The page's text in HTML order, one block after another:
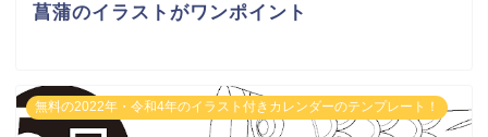
菖蒲のイラストがワンポイント
無料の2022年・令和4年のイラスト付きカレンダーのテンプレート！